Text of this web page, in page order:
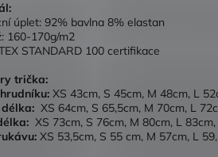
úplet: 92% bavlna 8% elastan
160-170g/m2
STANDARD 100 certifikace
trička:
XS 43cm, S 45cm, M 48cm, L
XS 64cm, S 65,5cm, M 70cm, L
XS 73cm, S 76cm, M 80cm, L
XS 53,5cm, S 55 cm, M 57cm, L